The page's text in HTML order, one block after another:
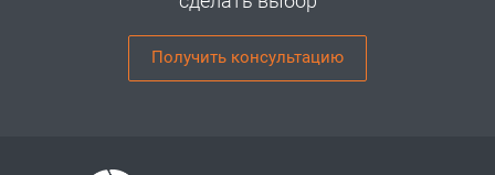
Получить консультацию